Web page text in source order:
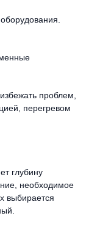
проблем,
перегревом
глубину
необходимое
выбирается